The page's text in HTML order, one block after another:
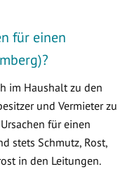
für einen
im Haushalt zu den
und Vermieter zu
für einen
stets Schmutz, Rost,
in den Leitungen.